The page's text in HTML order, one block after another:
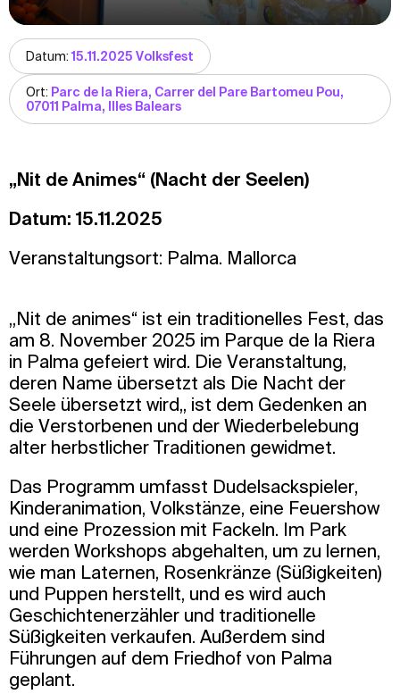
Datum:15.11.2025 Volksfest
Ort: Parc de la Riera, Carrer del Pare Bartomeu Pou,
07011 Palma, Illes Balears
„Nit de Animes“ (Nacht der Seelen)
Datum: 15.11.2025
Veranstaltungsort: Palma. Mallorca
„Nit de animes“ ist ein traditionelles Fest, das
am 8. November 2025 im Parque de la Riera
in Palma gefeiert wird. Die Veranstaltung,
deren Name übersetzt als Die Nacht der
Seele übersetzt wird,, ist dem Gedenken an
die Verstorbenen und der Wiederbelebung
alter herbstlicher Traditionen gewidmet.
Das Programm umfasst Dudelsackspieler,
Kinderanimation, Volkstänze, eine Feuershow
und eine Prozession mit Fackeln. Im Park
werden Workshops abgehalten, um zu lernen,
wie man Laternen, Rosenkränze (Süßigkeiten)
und Puppen herstellt, und es wird auch
Geschichtenerzähler und traditionelle
Süßigkeiten verkaufen. Außerdem sind
Führungen auf dem Friedhof von Palma
geplant.